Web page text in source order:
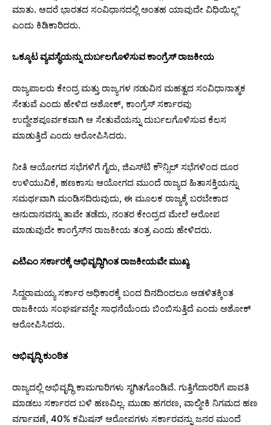
ಮಾತು. ಆದರೆ ಭಾರತದ ಸಂವಿಧಾನದಲ್ಲಿ ಅಂತಹ ಯಾವುದೇ ವಿಧಿಯಿಲ್ಲ”
ಎಂದು ಕಿಡಿಕಾರಿದರು.
ಒಕ್ಕೂಟ ವ್ಯವಸ್ಥೆಯನ್ನು ದುರ್ಬಲಗೊಳಿಸುವ ಕಾಂಗ್ರೆಸ್ ರಾಜಕೀಯ
ರಾಜ್ಯಪಾಲರು ಕೇಂದ್ರ ಮತ್ತು ರಾಜ್ಯಗಳ ನಡುವಿನ ಮಹತ್ವದ ಸಂವಿಧಾನಾತ್ಮಕ
ಸೇತುವೆ ಎಂದು ಹೇಳಿದ ಅಶೋಕ್, ಕಾಂಗ್ರೆಸ್ ಸರ್ಕಾರವು
ಉದ್ದೇಶಪೂರ್ವಕವಾಗಿ ಆ ಸೇತುವೆಯನ್ನು ದುರ್ಬಲಗೊಳಿಸುವ ಕೆಲಸ
ಮಾಡುತ್ತಿದೆ ಎಂದು ಆರೋಪಿಸಿದರು.
ನೀತಿ ಆಯೋಗದ ಸಭೆಗಳಿಗೆ ಗೈರು, ಜಿಎಸ್‌ಟಿ ಕೌನ್ಸಿಲ್ ಸಭೆಗಳಿಂದ ದೂರ
ಉಳಿಯುವಿಕೆ, ಹಣಕಾಸು ಆಯೋಗದ ಮುಂದೆ ರಾಜ್ಯದ ಹಿತಾಸಕ್ತಿಯನ್ನು
ಸಮರ್ಥವಾಗಿ ಮಂಡಿಸದಿರುವುದು, ಈ ಮೂಲಕ ರಾಜ್ಯಕ್ಕೆ ಬರಬೇಕಾದ
ಅನುದಾನವನ್ನು ತಾವೇ ತಡೆದು, ನಂತರ ಕೇಂದ್ರದ ಮೇಲೆ ಆರೋಪ
ಮಾಡುವುದೇ ಕಾಂಗ್ರೆಸ್‌ನ ರಾಜಕೀಯ ತಂತ್ರ ಎಂದು ಹೇಳಿದರು.
ಎಟಿಎಂ ಸರ್ಕಾರಕ್ಕೆ ಅಭಿವೃದ್ಧಿಗಿಂತ ರಾಜಕೀಯವೇ ಮುಖ್ಯ
ಸಿದ್ದರಾಮಯ್ಯ ಸರ್ಕಾರ ಅಧಿಕಾರಕ್ಕೆ ಬಂದ ದಿನದಿಂದಲೂ ಆಡಳಿತಕ್ಕಿಂತ
ರಾಜಕೀಯ ಸಂಘರ್ಷವನ್ನೇ ಸಾಧನೆಯೆಂದು ಬಿಂಬಿಸುತ್ತಿದೆ ಎಂದು ಅಶೋಕ್
ಆರೋಪಿಸಿದರು.
ಅಭಿವೃದ್ಧಿ ಕುಂಠಿತ
ರಾಜ್ಯದಲ್ಲಿ ಅಭಿವೃದ್ಧಿ ಕಾಮಗಾರಿಗಳು ಸ್ಥಗಿತಗೊಂಡಿವೆ. ಗುತ್ತಿಗೆದಾರರಿಗೆ ಪಾವತಿ
ಮಾಡಲು ಸರ್ಕಾರದ ಬಳಿ ಹಣವಿಲ್ಲ. ಮುಡಾ ಹಗರಣ, ವಾಲ್ಮೀಕಿ ನಿಗಮದ ಹಣ
ವರ್ಗಾವಣೆ, 40% ಕಮಿಷನ್ ಆರೋಪಗಳು ಸರ್ಕಾರವನ್ನು ಜನರ ಮುಂದೆ